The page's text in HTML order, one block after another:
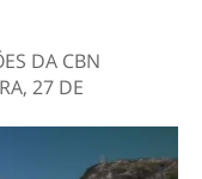
DA CBN
27 DE